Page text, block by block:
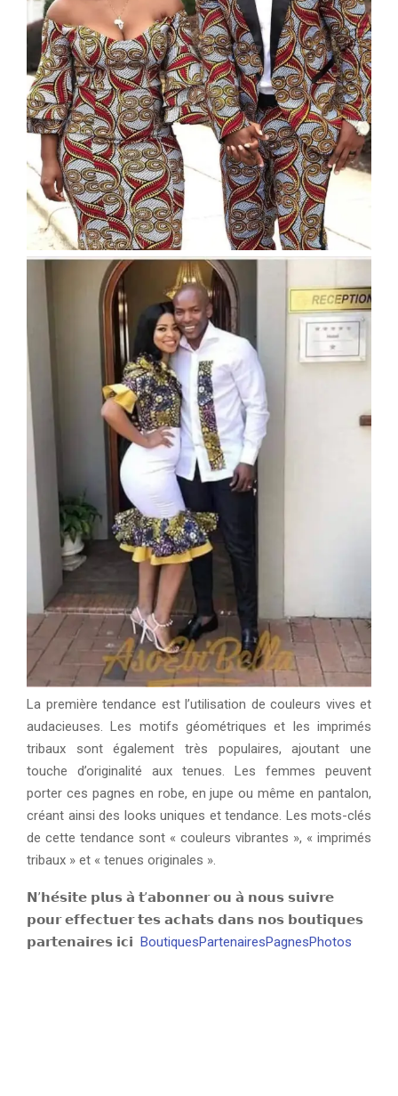
La première tendance est l’utilisation de couleurs vives et
audacieuses. Les motifs géométriques et les imprimés
tribaux sont également très populaires, ajoutant une
touche d’originalité aux tenues. Les femmes peuvent
porter ces pagnes en robe, en jupe ou même en pantalon,
créant ainsi des looks uniques et tendance. Les mots-clés
de cette tendance sont « couleurs vibrantes », « imprimés
tribaux » et « tenues originales ».
𝗡’𝗵𝗲́𝘀𝗶𝘁𝗲 𝗽𝗹𝘂𝘀 𝗮̀ 𝘁’𝗮𝗯𝗼𝗻𝗻𝗲𝗿 𝗼𝘂 𝗮̀ 𝗻𝗼𝘂𝘀 𝘀𝘂𝗶𝘃𝗿𝗲
𝗽𝗼𝘂𝗿 𝗲𝗳𝗳𝗲𝗰𝘁𝘂𝗲𝗿 𝘁𝗲𝘀 𝗮𝗰𝗵𝗮𝘁𝘀 𝗱𝗮𝗻𝘀 𝗻𝗼𝘀 𝗯𝗼𝘂𝘁𝗶𝗾𝘂𝗲𝘀
𝗽𝗮𝗿𝘁𝗲𝗻𝗮𝗶𝗿𝗲𝘀 𝗶𝗰𝗶 BoutiquesPartenairesPagnesPhotos